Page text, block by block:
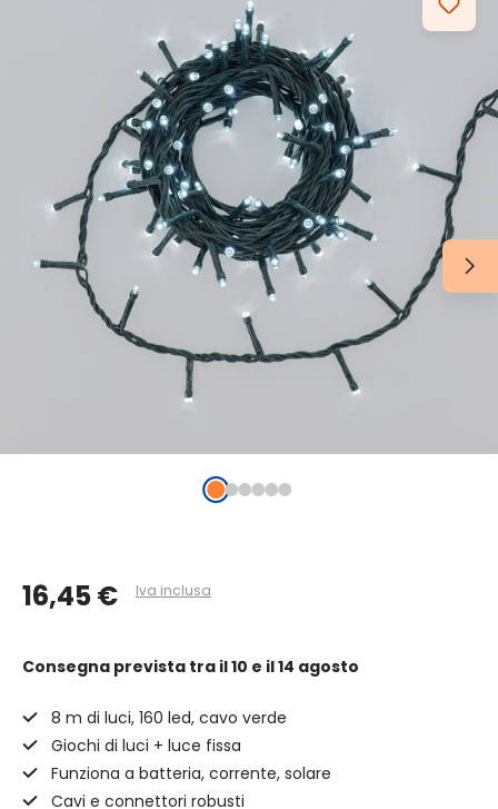
16,45 € Iva inclusa
Consegna prevista tra il 10 e il 14 agosto
8 m di luci, 160 led, cavo verde
Giochi di luci + luce fissa
Funziona a batteria, corrente, solare
Cavi e connettori robusti